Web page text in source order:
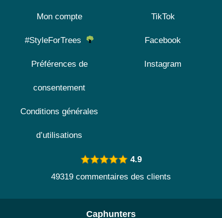
Mon compte
#StyleForTrees
Préférences de
consentement
Conditions générales
d’utilisations
TikTok
Facebook
Instagram
4.9
49319 commentaires des clients
Caphunters